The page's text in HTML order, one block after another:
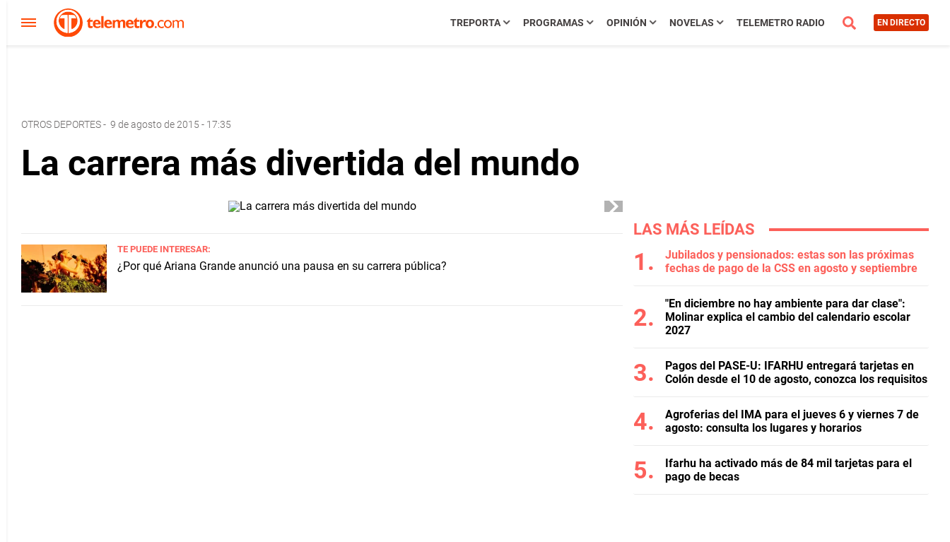
TREPORTA PROGRAMAS OPINIÓN NOVELAS TELEMETRO RADIO EN DIRECTO
OTROS DEPORTES- 9 de agosto de 2015 - 17:35
La carrera más divertida del mundo
TE PUEDE INTERESAR:
¿Por qué Ariana Grande anunció una pausa en su carrera pública?
LAS MÁS LEÍDAS
Jubilados y pensionados: estas son las próximas
fechas de pago de la CSS en agosto y septiembre
"En diciembre no hay ambiente para dar clase":
Molinar explica el cambio del calendario escolar
2027
Pagos del PASE-U: IFARHU entregará tarjetas en
Colón desde el 10 de agosto, conozca los requisitos
Agroferias del IMA para el jueves 6 y viernes 7 de
agosto: consulta los lugares y horarios
Ifarhu ha activado más de 84 mil tarjetas para el
pago de becas